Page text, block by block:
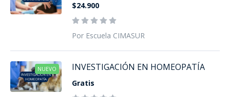
$24.900
Por Escuela CIMASUR
NUEVO INVESTIGACIÓN EN HOMEOPATÍA
Gratis